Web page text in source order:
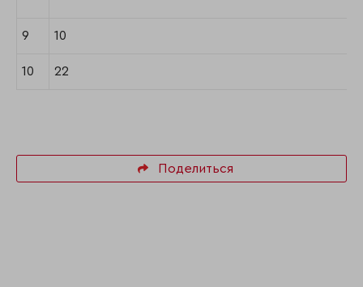
9 10
10 22
Поделиться